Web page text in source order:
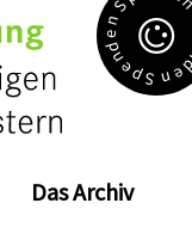
Das Archiv
S
p
e
n
d
e
n
S
e
n